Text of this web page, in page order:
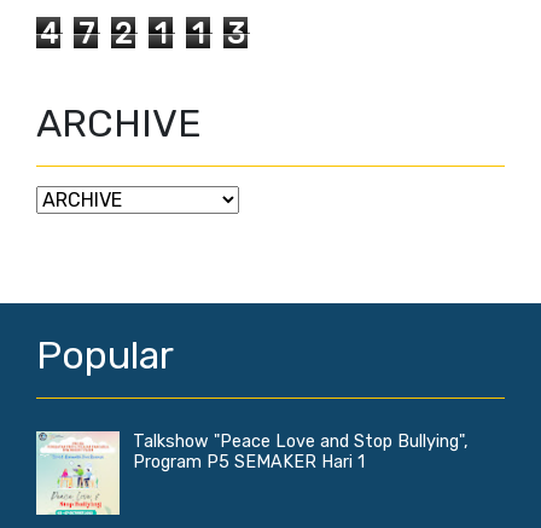
4 7 2 1 1 3
ARCHIVE
Popular
Talkshow "Peace Love and Stop Bullying",
Program P5 SEMAKER Hari 1